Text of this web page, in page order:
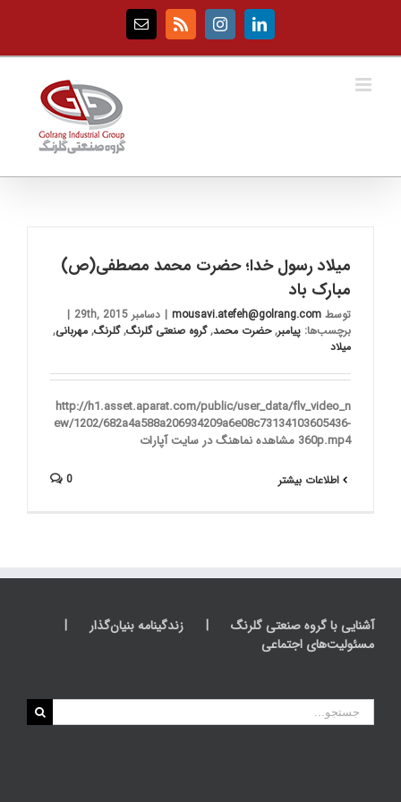
LinkedIn
Instagram
Rss
Email
میلاد رسول خدا؛ حضرت محمد مصطفی(ص)
مبارک باد
توسط mousavi.atefeh@golrang.com
| دسامبر 29th, 2015
|
برچسب‌ها: پیامبر,حضرت محمد,گروه صنعتی گلرنگ,گلرنگ, مهربانی,
میلاد
http://h1.asset.aparat.com/public/user_data/flv_video_n
ew/1202/682a4a588a206934209a6e08c73134103605436-
360p.mp4 مشاهده نماهنگ در سایت آپارات
اطلاعات بیشتر 0
آشنایی با گروه صنعتی گلرنگ
زندگینامه بنیان‌گذار
مسئولیت‌های اجتماعی
جستجو
برای: